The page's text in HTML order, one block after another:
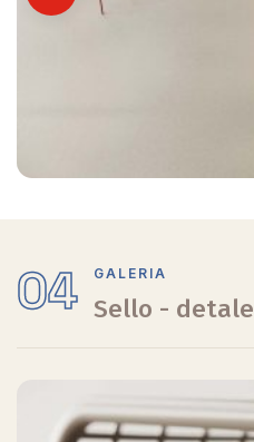
Previous
04 GALERIA
Sello - detale